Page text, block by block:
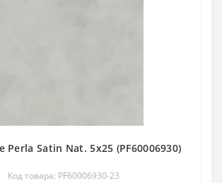
Perla Satin Nat. 5х25 (PF60006930)
Код товара: PF60006930-23